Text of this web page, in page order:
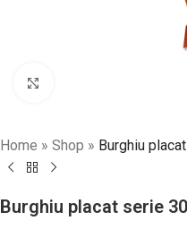
Home » Shop » Burghiu
Burghiu placat serie